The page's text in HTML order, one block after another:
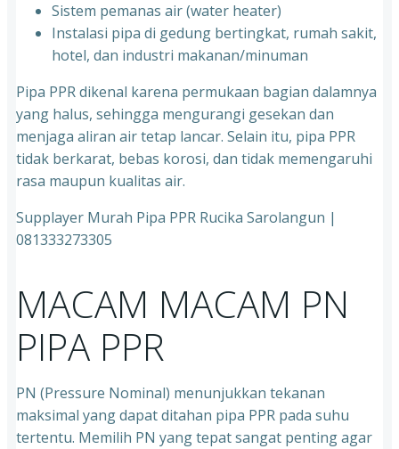
⁠Sistem pemanas air (water heater)
⁠Instalasi pipa di gedung bertingkat, rumah sakit,
hotel, dan industri makanan/minuman
Pipa PPR dikenal karena permukaan bagian dalamnya
yang halus, sehingga mengurangi gesekan dan
menjaga aliran air tetap lancar. Selain itu, pipa PPR
tidak berkarat, bebas korosi, dan tidak memengaruhi
rasa maupun kualitas air.
Supplayer Murah Pipa PPR Rucika Sarolangun |
081333273305
MACAM MACAM PN
PIPA PPR
PN (Pressure Nominal) menunjukkan tekanan
maksimal yang dapat ditahan pipa PPR pada suhu
tertentu. Memilih PN yang tepat sangat penting agar